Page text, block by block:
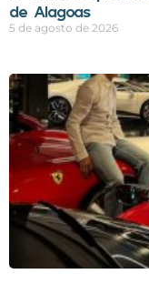
de Alagoas
5 de agosto de 2026